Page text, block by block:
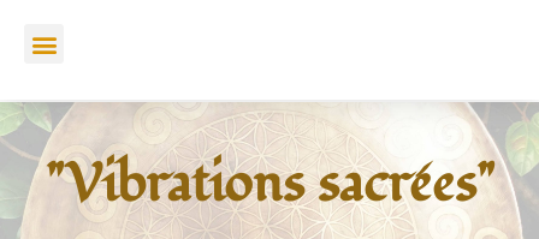
Menu
"Vibrations sacrées"